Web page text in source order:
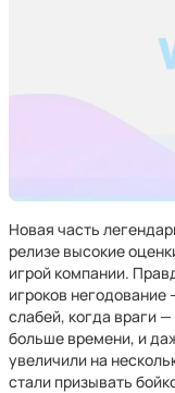
Новая часть
релизе высокие
игрой компании.
игроков
слабей, когда враги
больше времени, и
увеличили на
стали призывать